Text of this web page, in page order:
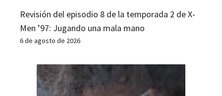
Revisión del episodio 8 de la temporada 2 de X-
Men ’97: Jugando una mala mano
6 de agosto de 2026